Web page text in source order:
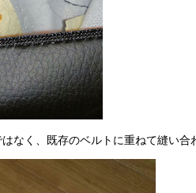
なく、既存のベルトに重ねて縫い合